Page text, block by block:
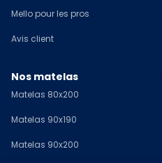
Mello pour les pros
Avis client
Nos matelas
Matelas 80x200
Matelas 90x190
Matelas 90x200